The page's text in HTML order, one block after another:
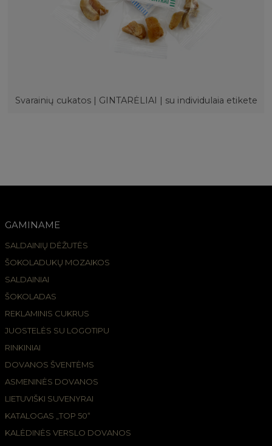
Svarainių cukatos | GINTARĖLIAI | su individulaia etikete
GAMINAME
SALDAINIŲ DĖŽUTĖS
ŠOKOLADUKŲ MOZAIKOS
SALDAINIAI
ŠOKOLADAS
REKLAMINIS CUKRUS
JUOSTELĖS SU LOGOTIPU
RINKINIAI
DOVANOS ŠVENTĖMS
ASMENINĖS DOVANOS
LIETUVIŠKI SUVENYRAI
KATALOGAS „TOP 50“
KALĖDINĖS VERSLO DOVANOS